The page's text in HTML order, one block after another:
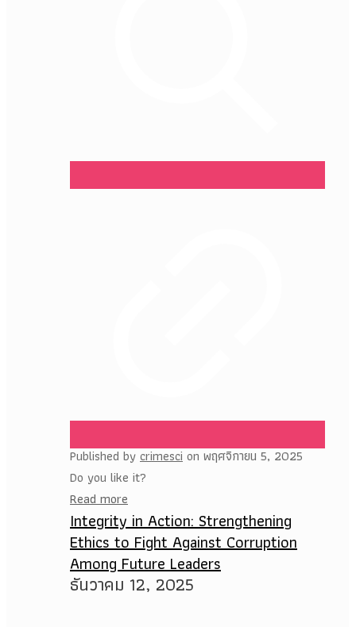
Published by crimesci on พฤศจิกายน 5, 2025
Do you like it?
Read more
Integrity in Action: Strengthening
Ethics to Fight Against Corruption
Among Future Leaders
ธันวาคม 12, 2025